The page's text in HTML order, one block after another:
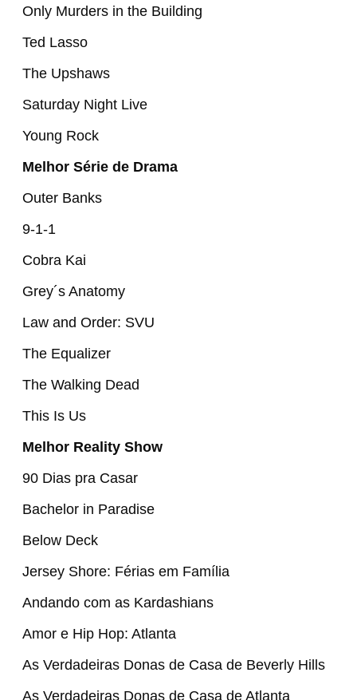
Only Murders in the Building
Ted Lasso
The Upshaws
Saturday Night Live
Young Rock
Melhor Série de Drama
Outer Banks
9-1-1
Cobra Kai
Grey´s Anatomy
Law and Order: SVU
The Equalizer
The Walking Dead
This Is Us
Melhor Reality Show
90 Dias pra Casar
Bachelor in Paradise
Below Deck
Jersey Shore: Férias em Família
Andando com as Kardashians
Amor e Hip Hop: Atlanta
As Verdadeiras Donas de Casa de Beverly Hills
As Verdadeiras Donas de Casa de Atlanta